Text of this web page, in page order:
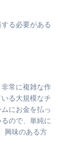
る必要がある
常に複雑な作
る大規模なチ
にお金を払っ
ので、単純に
興味のある方